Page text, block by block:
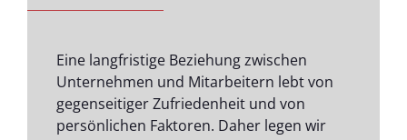
Eine langfristige Beziehung zwischen
Unternehmen und Mitarbeitern lebt von
gegenseitiger Zufriedenheit und von
persönlichen Faktoren. Daher legen wir